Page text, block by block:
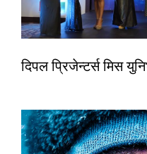
दिपल प्रिजेन्टर्स मिस